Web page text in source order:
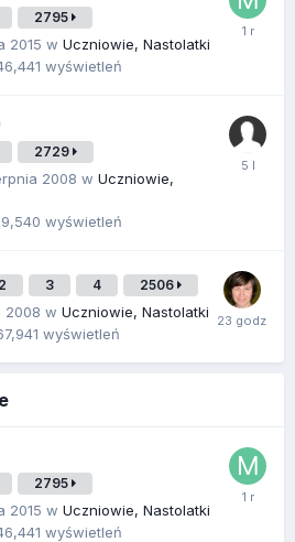
2795
2015 w Uczniowie, Nastolatki
wyświetleń
2729
2008 w Uczniowie,
wyświetleń
2 3 4 2506
2008 w Uczniowie, Nastolatki
wyświetleń
2795
2015 w Uczniowie, Nastolatki
wyświetleń